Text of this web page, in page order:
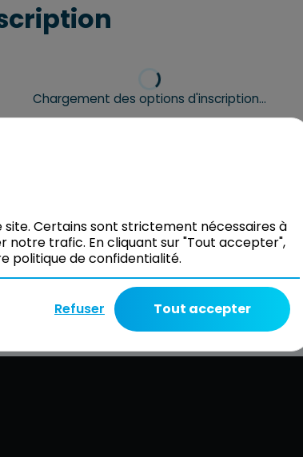
Chargement des options d'inscription…
Certains sont strictement nécessaires à
trafic. En cliquant sur "Tout accepter",
politique de confidentialité.
Refuser Tout accepter